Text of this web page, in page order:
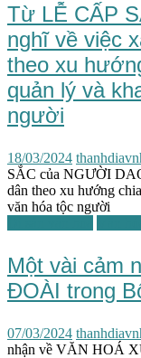
Từ LỄ CẤP
nghĩ về việc
theo xu
quản lý và
người
18/03/2024
SẮC của NGƯỜI
dân theo xu hướng
văn hóa tộc người
Một vài cảm
ĐOÀI trong
07/03/2024
nhận về VĂN HOÁ